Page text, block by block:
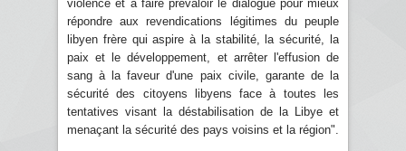
violence et à faire prévaloir le dialogue pour mieux
répondre aux revendications légitimes du peuple
libyen frère qui aspire à la stabilité, la sécurité, la
paix et le développement, et arrêter l'effusion de
sang à la faveur d'une paix civile, garante de la
sécurité des citoyens libyens face à toutes les
tentatives visant la déstabilisation de la Libye et
menaçant la sécurité des pays voisins et la région".